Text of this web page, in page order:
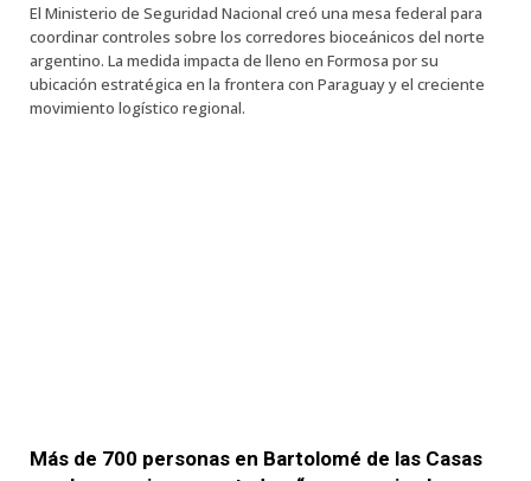
El Ministerio de Seguridad Nacional creó una mesa federal para
coordinar controles sobre los corredores bioceánicos del norte
argentino. La medida impacta de lleno en Formosa por su
ubicación estratégica en la frontera con Paraguay y el creciente
movimiento logístico regional.
Más de 700 personas en Bartolomé de las Casas